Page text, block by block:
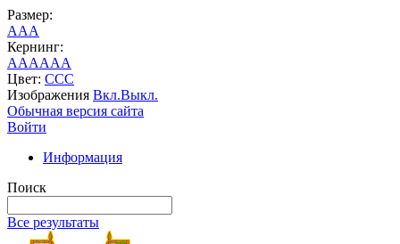
Размер:
AAA
Кернинг:
AAAAAA
Цвет: CCC
Изображения Вкл.Выкл.
Обычная версия сайта
Войти
Информация
Поиск
Все результаты